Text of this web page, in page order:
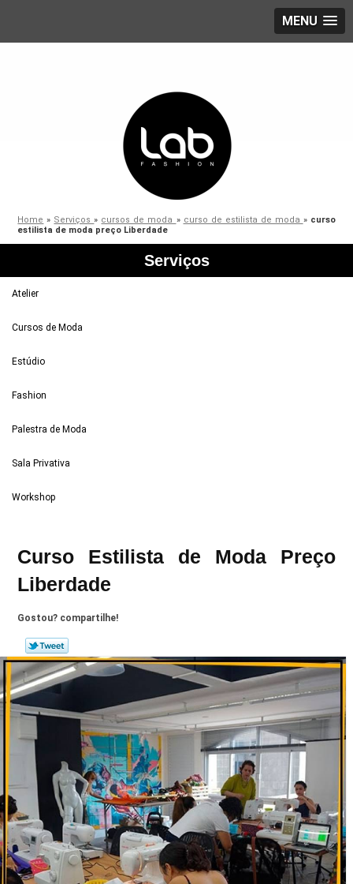
MENU
Home » Serviços» cursos de moda » curso de estilista de moda » curso
estilista de moda preço Liberdade
Serviços
Atelier
Cursos de Moda
Estúdio
Fashion
Palestra de Moda
Sala Privativa
Workshop
Curso Estilista de Moda Preço
Liberdade
Gostou? compartilhe!